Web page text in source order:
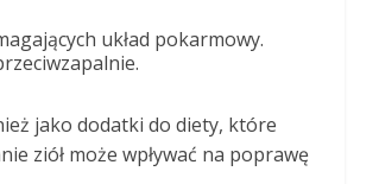
układ pokarmowy.
jako dodatki do diety, które
ziół może wpływać na poprawę